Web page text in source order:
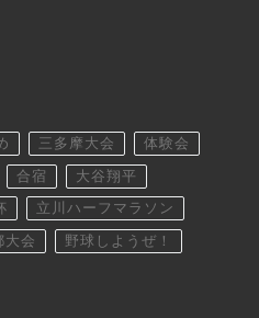
三多摩大会 体験会
合宿 大谷翔平
立川ハーフマラソン
大会 野球しようぜ！